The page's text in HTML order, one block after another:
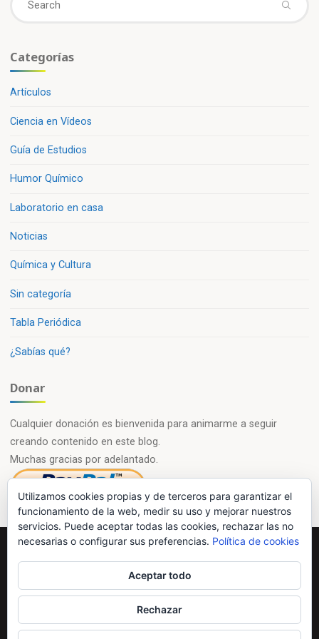
Categorías
Artículos
Ciencia en Vídeos
Guía de Estudios
Humor Químico
Laboratorio en casa
Noticias
Química y Cultura
Sin categoría
Tabla Periódica
¿Sabías qué?
Donar
Cualquier donación es bienvenida para animarme a seguir
creando contenido en este blog.
Muchas gracias por adelantado.
©2026 Química en casa.com
Utilizamos cookies propias y de terceros para garantizar el
funcionamiento de la web, medir su uso y mejorar nuestros
servicios. Puede aceptar todas las cookies, rechazar las no
necesarias o configurar sus preferencias. Política de cookies
Aceptar todo
Rechazar